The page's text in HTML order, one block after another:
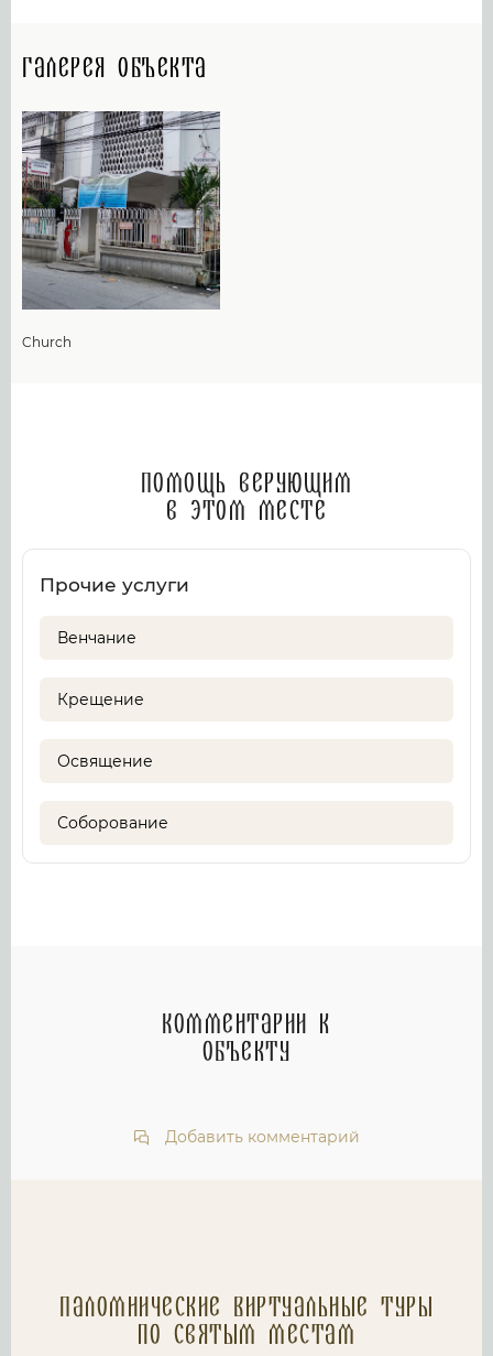
Галерея объекта
Church
Помощь верующим
в этом месте
Прочие услуги
Венчание
Крещение
Освящение
Соборование
Комментарии к
объекту
Добавить комментарий
Паломнические Виртуальные туры
по святым местам